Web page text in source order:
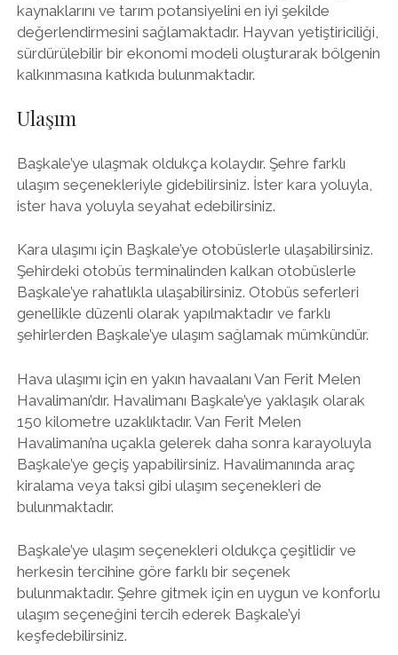
kaynaklarını ve tarım potansiyelini en iyi şekilde
değerlendirmesini sağlamaktadır. Hayvan yetiştiriciliği,
sürdürülebilir bir ekonomi modeli oluşturarak bölgenin
kalkınmasına katkıda bulunmaktadır.
Ulaşım
Başkale’ye ulaşmak oldukça kolaydır. Şehre farklı
ulaşım seçenekleriyle gidebilirsiniz. İster kara yoluyla,
ister hava yoluyla seyahat edebilirsiniz.
Kara ulaşımı için Başkale’ye otobüslerle ulaşabilirsiniz.
Şehirdeki otobüs terminalinden kalkan otobüslerle
Başkale’ye rahatlıkla ulaşabilirsiniz. Otobüs seferleri
genellikle düzenli olarak yapılmaktadır ve farklı
şehirlerden Başkale’ye ulaşım sağlamak mümkündür.
Hava ulaşımı için en yakın havaalanı Van Ferit Melen
Havalimanı’dır. Havalimanı Başkale’ye yaklaşık olarak
150 kilometre uzaklıktadır. Van Ferit Melen
Havalimanı’na uçakla gelerek daha sonra karayoluyla
Başkale’ye geçiş yapabilirsiniz. Havalimanında araç
kiralama veya taksi gibi ulaşım seçenekleri de
bulunmaktadır.
Başkale’ye ulaşım seçenekleri oldukça çeşitlidir ve
herkesin tercihine göre farklı bir seçenek
bulunmaktadır. Şehre gitmek için en uygun ve konforlu
ulaşım seçeneğini tercih ederek Başkale’yi
keşfedebilirsiniz.